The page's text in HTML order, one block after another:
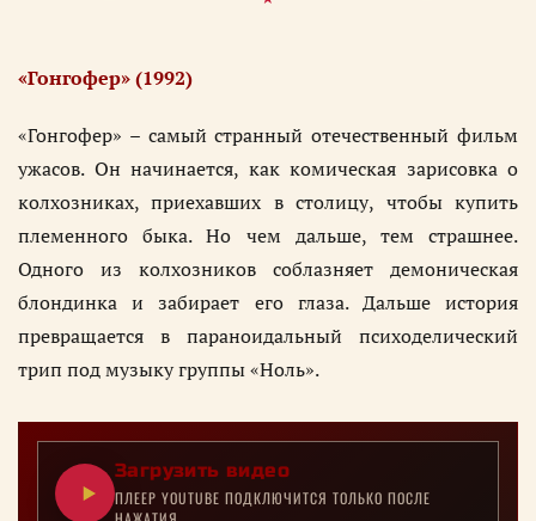
«Гонгофер» (1992)
«Гонгофер» – самый странный отечественный фильм
ужасов. Он начинается, как комическая зарисовка о
колхозниках, приехавших в столицу, чтобы купить
племенного быка. Но чем дальше, тем страшнее.
Одного из колхозников соблазняет демоническая
блондинка и забирает его глаза. Дальше история
превращается в параноидальный психоделический
трип под музыку группы «Ноль».
Загрузить видео
ПЛЕЕР YOUTUBE ПОДКЛЮЧИТСЯ ТОЛЬКО ПОСЛЕ